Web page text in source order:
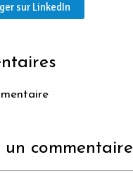
sur LinkedIn
un commentaire